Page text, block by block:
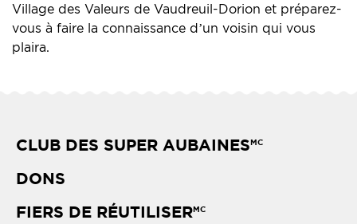
Village des Valeurs de Vaudreuil-Dorion et préparez-
vous à faire la connaissance d’un voisin qui vous
plaira.
CLUB DES SUPER AUBAINESMC
DONS
FIERS DE RÉUTILISERMC